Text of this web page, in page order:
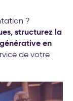
?
structurez la
en
de votre